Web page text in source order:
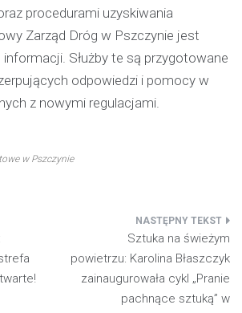
procedurami uzyskiwania
Zarząd Dróg w Pszczynie jest
informacji. Służby te są przygotowane
odpowiedzi i pomocy w
z nowymi regulacjami.
w Pszczynie
Sztuka na świeżym
powietrzu: Karolina Błaszczyk
zainaugurowała cykl „Pranie
pachnące sztuką” w